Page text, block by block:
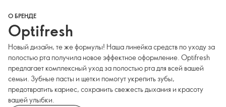
О БРЕНДЕ
Optifresh
Новый дизайн, те же формулы! Наша линейка средств по уходу за
полостью рта получила новое эффектное оформление. Optifresh
предлагает комплексный уход за полостью рта для всей вашей
семьи. Зубные пасты и щетки помогут укрепить зубы,
предотвратить кариес, сохранить свежесть дыхания и красоту
вашей улыбки.